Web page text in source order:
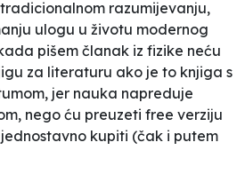
razumijevanju,
ulogu u životu modernog
pišem članak iz fizike neću
za literaturu ako je to knjiga s
jer nauka napreduje
nego ću preuzeti free verziju
kupiti (čak i putem